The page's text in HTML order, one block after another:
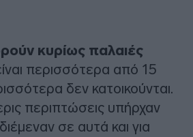
κυρίως παλαιές
περισσότερα από 15
δεν κατοικούνται.
περιπτώσεις υπήρχαν
σε αυτά και για